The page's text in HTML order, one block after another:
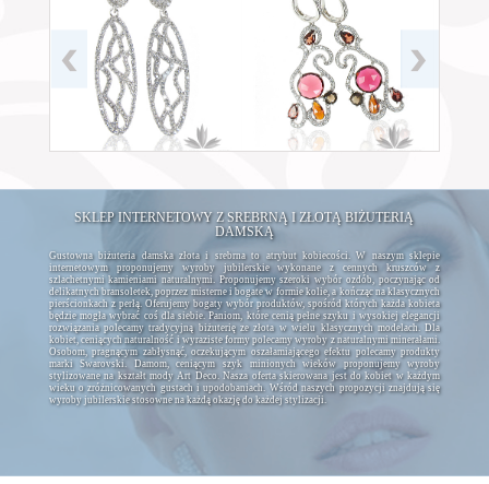
SKLEP INTERNETOWY Z SREBRNĄ I ZŁOTĄ BIŻUTERIĄ
DAMSKĄ
Gustowna biżuteria damska złota i srebrna to atrybut kobiecości. W naszym sklepie
internetowym proponujemy wyroby jubilerskie wykonane z cennych kruszców z
szlachetnymi kamieniami naturalnymi. Proponujemy szeroki wybór ozdób, poczynając od
delikatnych bransoletek, poprzez misterne i bogate w formie kolie, a kończąc na klasycznych
pierścionkach z perłą. Oferujemy bogaty wybór produktów, spośród których każda kobieta
będzie mogła wybrać coś dla siebie. Paniom, które cenią pełne szyku i wysokiej elegancji
rozwiązania polecamy tradycyjną biżuterię ze złota w wielu klasycznych modelach. Dla
kobiet, ceniących naturalność i wyraziste formy polecamy wyroby z naturalnymi minerałami.
Osobom, pragnącym zabłysnąć, oczekującym oszałamiającego efektu polecamy produkty
marki Swarovski. Damom, ceniącym szyk minionych wieków proponujemy wyroby
stylizowane na kształt mody Art Deco. Nasza oferta skierowana jest do kobiet w każdym
wieku o zróżnicowanych gustach i upodobaniach. Wśród naszych propozycji znajdują się
wyroby jubilerskie stosowne na każdą okazję do każdej stylizacji.